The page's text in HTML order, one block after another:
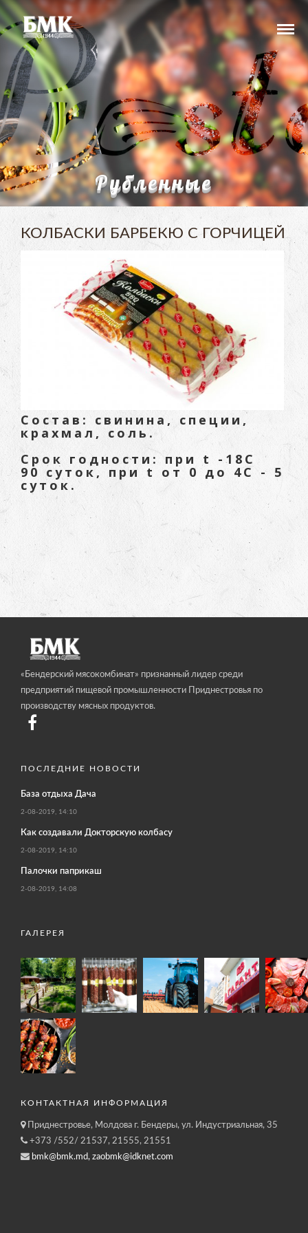
Рубленные
КОЛБАСКИ БАРБЕКЮ С ГОРЧИЦЕЙ
Состав: свинина, специи,
крахмал, соль.
Срок годности: при t -18С
90 суток, при t от 0 до 4C - 5
суток.
«Бендерский мясокомбинат» признанный лидер среди
предприятий пищевой промышленности Приднестровья по
производству мясных продуктов.
ПОСЛЕДНИЕ НОВОСТИ
База отдыха Дача
2-08-2019, 14:10
Как создавали Докторскую колбасу
2-08-2019, 14:10
Палочки паприкаш
2-08-2019, 14:08
ГАЛЕРЕЯ
КОНТАКТНАЯ ИНФОРМАЦИЯ
Приднестровье, Молдова г. Бендеры, ул. Индустриальная, 35
+373 /552/ 21537, 21555, 21551
bmk@bmk.md, zaobmk@idknet.com